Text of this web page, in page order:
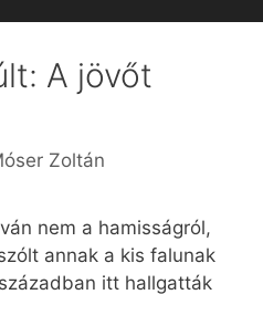
A jövőt
Zoltán
nem a hamisságról,
annak a kis falunak
itt hallgatták